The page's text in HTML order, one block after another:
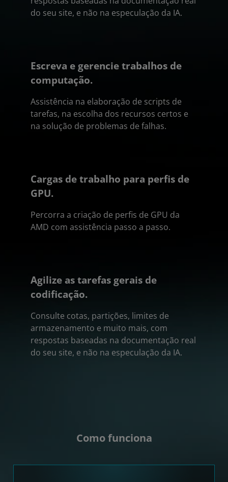
do seu site, e não na especulação da IA.
Escreva e gerencie trabalhos de
computação.
Assistência na elaboração de scripts de
tarefas, na escolha dos recursos certos e
na solução de problemas de falhas.
Cargas de trabalho para perfis de
GPU.
Percorra a criação de perfis de GPU da
AMD com assistência passo a passo.
Agilize as tarefas gerais de
codificação.
Consulte cotas, partições, limites de
armazenamento e muito mais, com
respostas baseadas na documentação real
do seu site, e não na especulação da IA.
Como funciona